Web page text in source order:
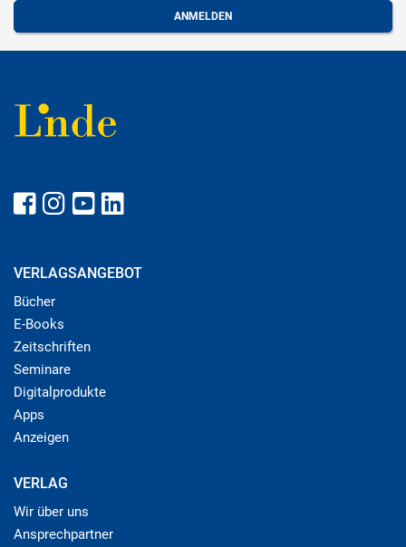
VERLAGSANGEBOT
Bücher
E-Books
Zeitschriften
Seminare
Digitalprodukte
Apps
Anzeigen
VERLAG
Wir über uns
Ansprechpartner